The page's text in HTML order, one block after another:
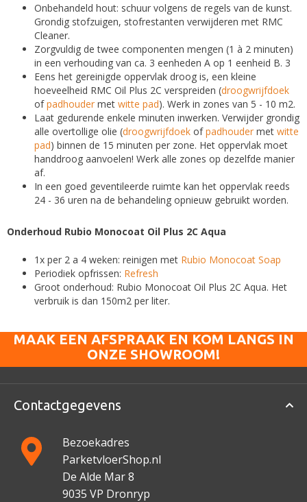
Onbehandeld hout: schuur volgens de regels van de kunst.
Grondig stofzuigen, stofrestanten verwijderen met RMC
Cleaner.
Zorgvuldig de twee componenten mengen (1 à 2 minuten)
in een verhouding van ca. 3 eenheden A op 1 eenheid B. 3
Eens het gereinigde oppervlak droog is, een kleine
hoeveelheid RMC Oil Plus 2C verspreiden (droogwrijfdoek
ofpadhouder met witte pad). Werk in zones van 5 - 10 m2.
Laat gedurende enkele minuten inwerken. Verwijder grondig
alle overtollige olie (droogwrijfdoek ofpadhouder met witte
pad) binnen de 15 minuten per zone. Het oppervlak moet
handdroog aanvoelen! Werk alle zones op dezelfde manier
af.
In een goed geventileerde ruimte kan het oppervlak reeds
24 - 36 uren na de behandeling opnieuw gebruikt worden.
Onderhoud Rubio Monocoat Oil Plus 2C Aqua
1x per 2 a 4 weken: reinigen met Rubio Monocoat Soap
Periodiek opfrissen: Refresh
Groot onderhoud: Rubio Monocoat Oil Plus 2C Aqua. Het
verbruik is dan 150m2 per liter.
MAAK EEN AFSPRAAK EN KOM LANGS IN
ONZE SHOWROOM!
Contactgegevens
Bezoekadres
ParketvloerShop.nl
De Alde Mar 8
9035 VP Dronryp